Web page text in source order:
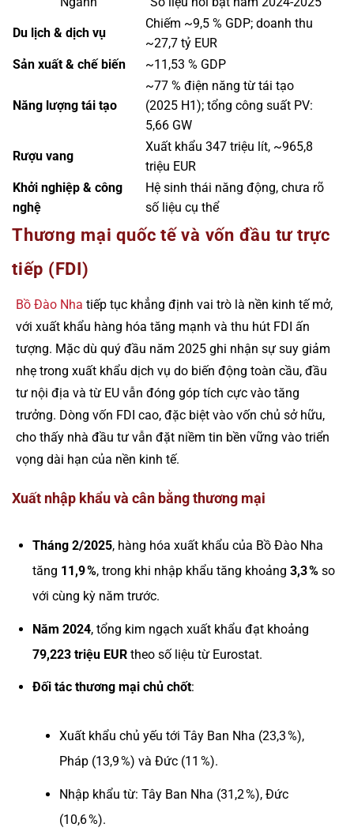
Du lịch & dịch vụ
Chiếm ~9,5 % GDP; doanh thu
~27,7 tỷ EUR
Sản xuất & chế biến
~11,53 % GDP
Năng lượng tái tạo
~77 % điện năng từ tái tạo
(2025 H1); tổng công suất PV:
5,66 GW
Rượu vang
Xuất khẩu 347 triệu lít, ~965,8
triệu EUR
Khởi nghiệp & công
nghệ
Hệ sinh thái năng động, chưa rõ
số liệu cụ thể
Thương mại quốc tế và vốn đầu tư trực
tiếp (FDI)
Bồ Đào Nha tiếp tục khẳng định vai trò là nền kinh tế mở,
với xuất khẩu hàng hóa tăng mạnh và thu hút FDI ấn
tượng. Mặc dù quý đầu năm 2025 ghi nhận sự suy giảm
nhẹ trong xuất khẩu dịch vụ do biến động toàn cầu, đầu
tư nội địa và từ EU vẫn đóng góp tích cực vào tăng
trưởng. Dòng vốn FDI cao, đặc biệt vào vốn chủ sở hữu,
cho thấy nhà đầu tư vẫn đặt niềm tin bền vững vào triển
vọng dài hạn của nền kinh tế.
Xuất nhập khẩu và cân bằng thương mại
Tháng 2/2025, hàng hóa xuất khẩu của Bồ Đào Nha
tăng 11,9 %, trong khi nhập khẩu tăng khoảng 3,3 %so
với cùng kỳ năm trước.
Năm 2024, tổng kim ngạch xuất khẩu đạt khoảng
79,223 triệu EURtheo số liệu từ Eurostat.
Đối tác thương mại chủ chốt:
Xuất khẩu chủ yếu tới Tây Ban Nha (23,3 %),
Pháp (13,9 %) và Đức (11 %).
Nhập khẩu từ: Tây Ban Nha (31,2 %), Đức
(10,6 %).